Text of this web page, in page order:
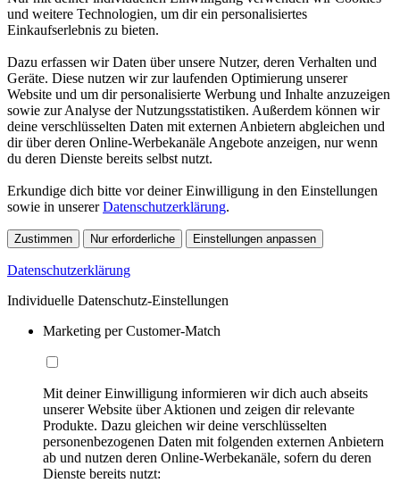
und weitere Technologien, um dir ein personalisiertes
Einkaufserlebnis zu bieten.
Dazu erfassen wir Daten über unsere Nutzer, deren Verhalten und
Geräte. Diese nutzen wir zur laufenden Optimierung unserer
Website und um dir personalisierte Werbung und Inhalte anzuzeigen
sowie zur Analyse der Nutzungsstatistiken. Außerdem können wir
deine verschlüsselten Daten mit externen Anbietern abgleichen und
dir über deren Online-Werbekanäle Angebote anzeigen, nur wenn
du deren Dienste bereits selbst nutzt.
Erkundige dich bitte vor deiner Einwilligung in den Einstellungen
sowie in unsererDatenschutzerklärung.
Zustimmen Nur erforderliche Einstellungen anpassen
Datenschutzerklärung
Individuelle Datenschutz-Einstellungen
Marketing per Customer-Match
Mit deiner Einwilligung informieren wir dich auch abseits
unserer Website über Aktionen und zeigen dir relevante
Produkte. Dazu gleichen wir deine verschlüsselten
personenbezogenen Daten mit folgenden externen Anbietern
ab und nutzen deren Online-Werbekanäle, sofern du deren
Dienste bereits nutzt: